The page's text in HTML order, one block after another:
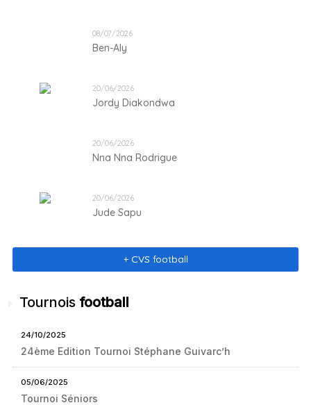
08/07/2026
Ben-Aly
20/06/2026
Jordy Diakondwa
20/06/2026
Nna Nna Rodrigue
20/06/2026
Jude Sapu
+ CVS football
Tournoisfootball
24/10/2025
24ème Edition Tournoi Stéphane Guivarc’h
05/06/2025
Tournoi Séniors